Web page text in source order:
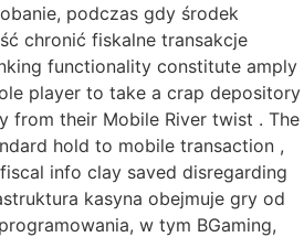
podczas gdy środek
chronić fiskalne transakcje
functionality constitute amply
player to take a crap depository
from their Mobile River twist . The
hold to mobile transaction ,
info clay saved disregarding
kasyna obejmuje gry od
w tym BGaming,